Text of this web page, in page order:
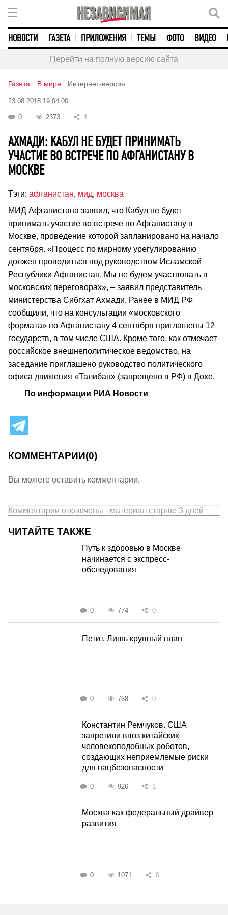
НОВОСТИ ГАЗЕТА ПРИЛОЖЕНИЯ ТЕМЫ ФОТО ВИДЕО
Перейти на полную версию сайта
Газета В мире Интернет-версия
23.08.2018 19:04:00
0 2373 1
АХМАДИ: КАБУЛ НЕ БУДЕТ ПРИНИМАТЬ
УЧАСТИЕ ВО ВСТРЕЧЕ ПО АФГАНИСТАНУ В
МОСКВЕ
Тэги: афганистан, мид, москва
МИД Афганистана заявил, что Кабул не будет
принимать участие во встрече по Афганистану в
Москве, проведение которой запланировано на начало
сентября. «Процесс по мирному урегулированию
должен проводиться под руководством Исламской
Республики Афганистан. Мы не будем участвовать в
московских переговорах», – заявил представитель
министерства Сибгхат Ахмади. Ранее в МИД РФ
сообщили, что на консультации «московского
формата» по Афганистану 4 сентября приглашены 12
государств, в том числе США. Кроме того, как отмечает
российское внешнеполитическое ведомство, на
заседание приглашено руководство политического
офиса движения «Талибан» (запрещено в РФ) в Дохе.
По информации РИА Новости
КОММЕНТАРИИ(0)
Вы можете оставить комментарии.
Комментарии отключены - материал старше 3 дней
ЧИТАЙТЕ ТАКЖЕ
Путь к здоровью в Москве
начинается с экспресс-
обследования
0 774 0
Петит. Лишь крупный план
0 768 0
Константин Ремчуков. США
запретили ввоз китайских
человекоподобных роботов,
создающих неприемлемые риски
для нацбезопасности
0 926 1
Москва как федеральный драйвер
развития
0 1071 0